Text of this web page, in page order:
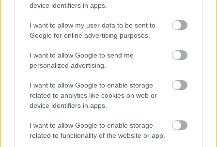
device identifiers in apps.
I want to allow my user data to be sent to
Google for online advertising purposes.
I want to allow Google to send me
personalized advertising.
I want to allow Google to enable storage
related to analytics like cookies on web or
device identifiers in apps.
I want to allow Google to enable storage
related to functionality of the website or app.
és az Alba Regiára ma is nagy szeretettel
emlékszik vissza, és Moszkvába a szovjet
viszonyokhoz képest dúsgazdagon tért
haza. Hozzátette, hogy nemcsak a szerep
szövegét tanulta meg magyarul a kétéves
forgatás alatt, hanem végül egészen jól
kevésre emlékszik.
Film Európai filmipar Ázsiai filmipar